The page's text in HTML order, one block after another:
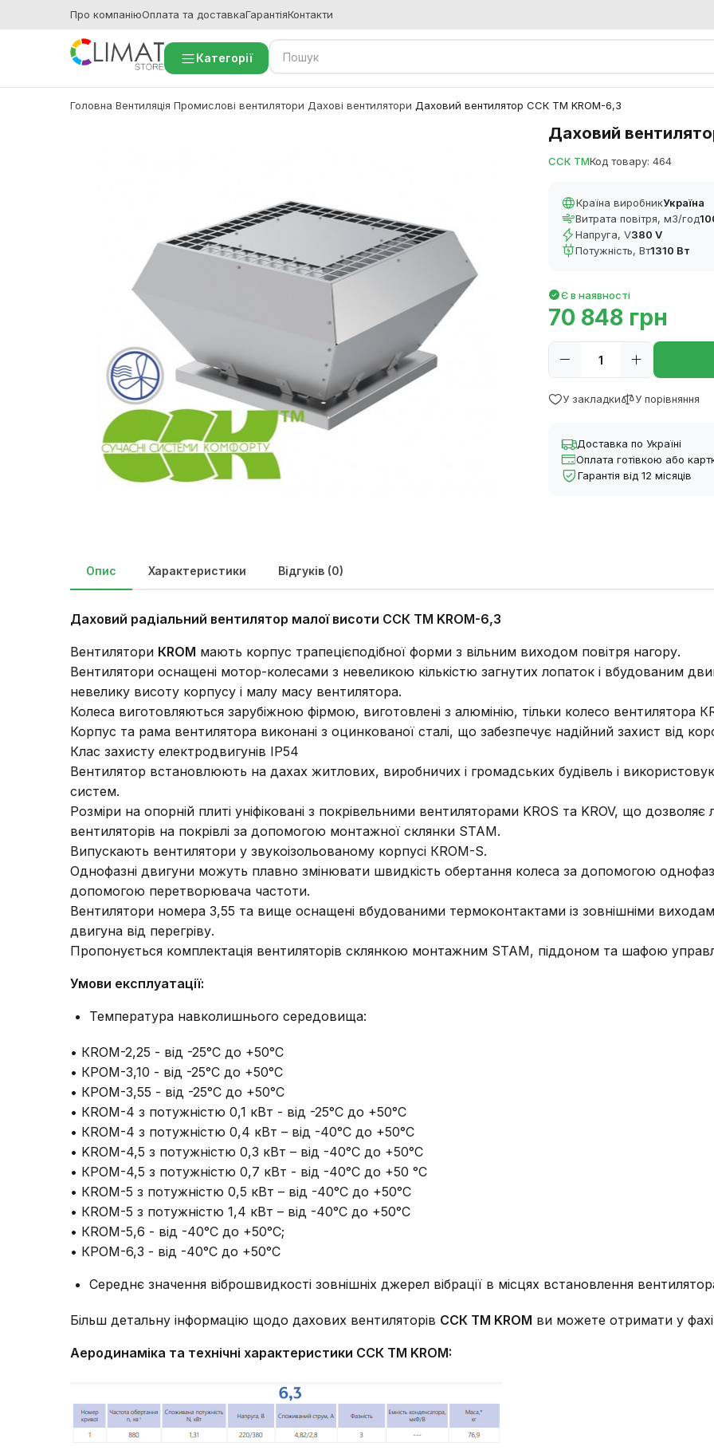
Про компаніюОплата та доставкаГарантіяКонтакти
Категорії
Головна Вентиляція Промислові вентилятори Дахові вентилятори Даховий вентилятор ССК ТМ KROM-6,3
Даховий
ССК ТМКод товару: 464
Країна виробникУкраїна
Витрата повітря, м3/год
Напруга, V380 V
Потужність, Вт1310 Вт
Є в наявності
70 848 грн
У закладки У порівняння
Доставка по Україні
Оплата готівкою або
Гарантія від 12 місяців
Опис Характеристики Відгуків (0)
Даховий радіальний вентилятор малої висоти ССК ТМ KROM-6,3
Вентилятори КROM мають корпус трапецієподібної форми з вільним виходом повітря нагору.
Вентилятори оснащені мотор-колесами з невеликою кількістю загнутих лопаток і вбудованим
невелику висоту корпусу і малу масу вентилятора.
Колеса виготовляються зарубіжною фірмою, виготовлені з алюмінію, тільки колесо вентилятора
Корпус та рама вентилятора виконані з оцинкованої сталі, що забезпечує надійний захист від
Клас захисту електродвигунів IP54
Вентилятор встановлюють на дахах житлових, виробничих і громадських будівель і
систем.
Розміри на опорній плиті уніфіковані з покрівельними вентиляторами KROS та KROV, що
вентиляторів на покрівлі за допомогою монтажної склянки ЅТАМ.
Випускають вентилятори у звукоізольованому корпусі КROM-S.
Однофазні двигуни можуть плавно змінювати швидкість обертання колеса за допомогою
допомогою перетворювача частоти.
Вентилятори номера 3,55 та вище оснащені вбудованими термоконтактами із зовнішніми
двигуна від перегріву.
Пропонується комплектація вентиляторів склянкою монтажним ЅТАМ, піддоном та шафою
Умови експлуатації:
Температура навколишнього середовища:
• КRОМ-2,25 - від -25°С до +50°С
• КРОМ-3,10 - від -25°С до +50°С
• КРОМ-3,55 - від -25°С до +50°С
• КRОМ-4 з потужністю 0,1 кВт - від -25°С до +50°С
• КRОМ-4 з потужністю 0,4 кВт – від -40°С до +50°С
• KRОМ-4,5 з потужністю 0,3 кВт – від -40°С до +50°С
• КРОМ-4,5 з потужністю 0,7 кВт - від -40°С до +50 °С
• КRОМ-5 з потужністю 0,5 кВт – від -40°С до +50°С
• КRОМ-5 з потужністю 1,4 кВт – від -40°С до +50°С
• КROM-5,6 - від -40°С до +50°С;
• КРОМ-6,3 - від -40°С до +50°С
Середнє значення віброшвидкості зовнішніх джерел вібрації в місцях встановлення
Більш детальну інформацію щодо дахових вентиляторів ССК ТМ KROM ви можете отримати у
Аеродинаміка та технічні характеристики ССК ТМ KROM: